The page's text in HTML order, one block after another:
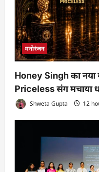
मनोरंजन
Honey Singh का नया
Priceless संग मचाया
Shweta Gupta 12